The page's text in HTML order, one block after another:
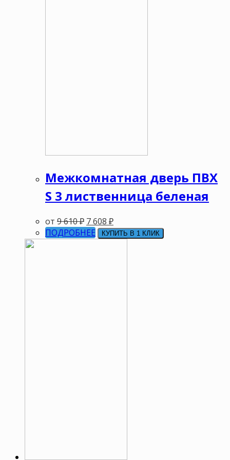
Межкомнатная дверь ПВХ
S 3 лиственница беленая
от 9 610₽ 7 608 ₽
ПОДРОБНЕЕ
КУПИТЬ В 1 КЛИК